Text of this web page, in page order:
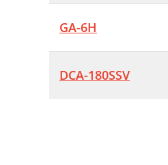
GA-6H
DCA-180SSV